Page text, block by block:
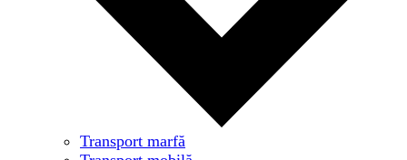
Transport marfă